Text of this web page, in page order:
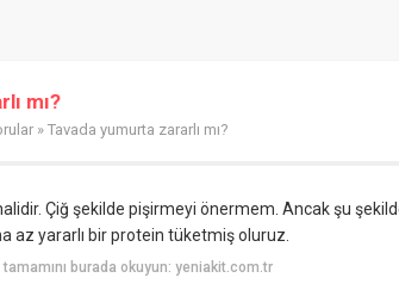
mı?
» Tavada yumurta zararlı mı?
Çiğ şekilde pişirmeyi önermem. Ancak şu
az yararlı bir protein tüketmiş oluruz.
tamamını burada okuyun: yeniakit.com.tr